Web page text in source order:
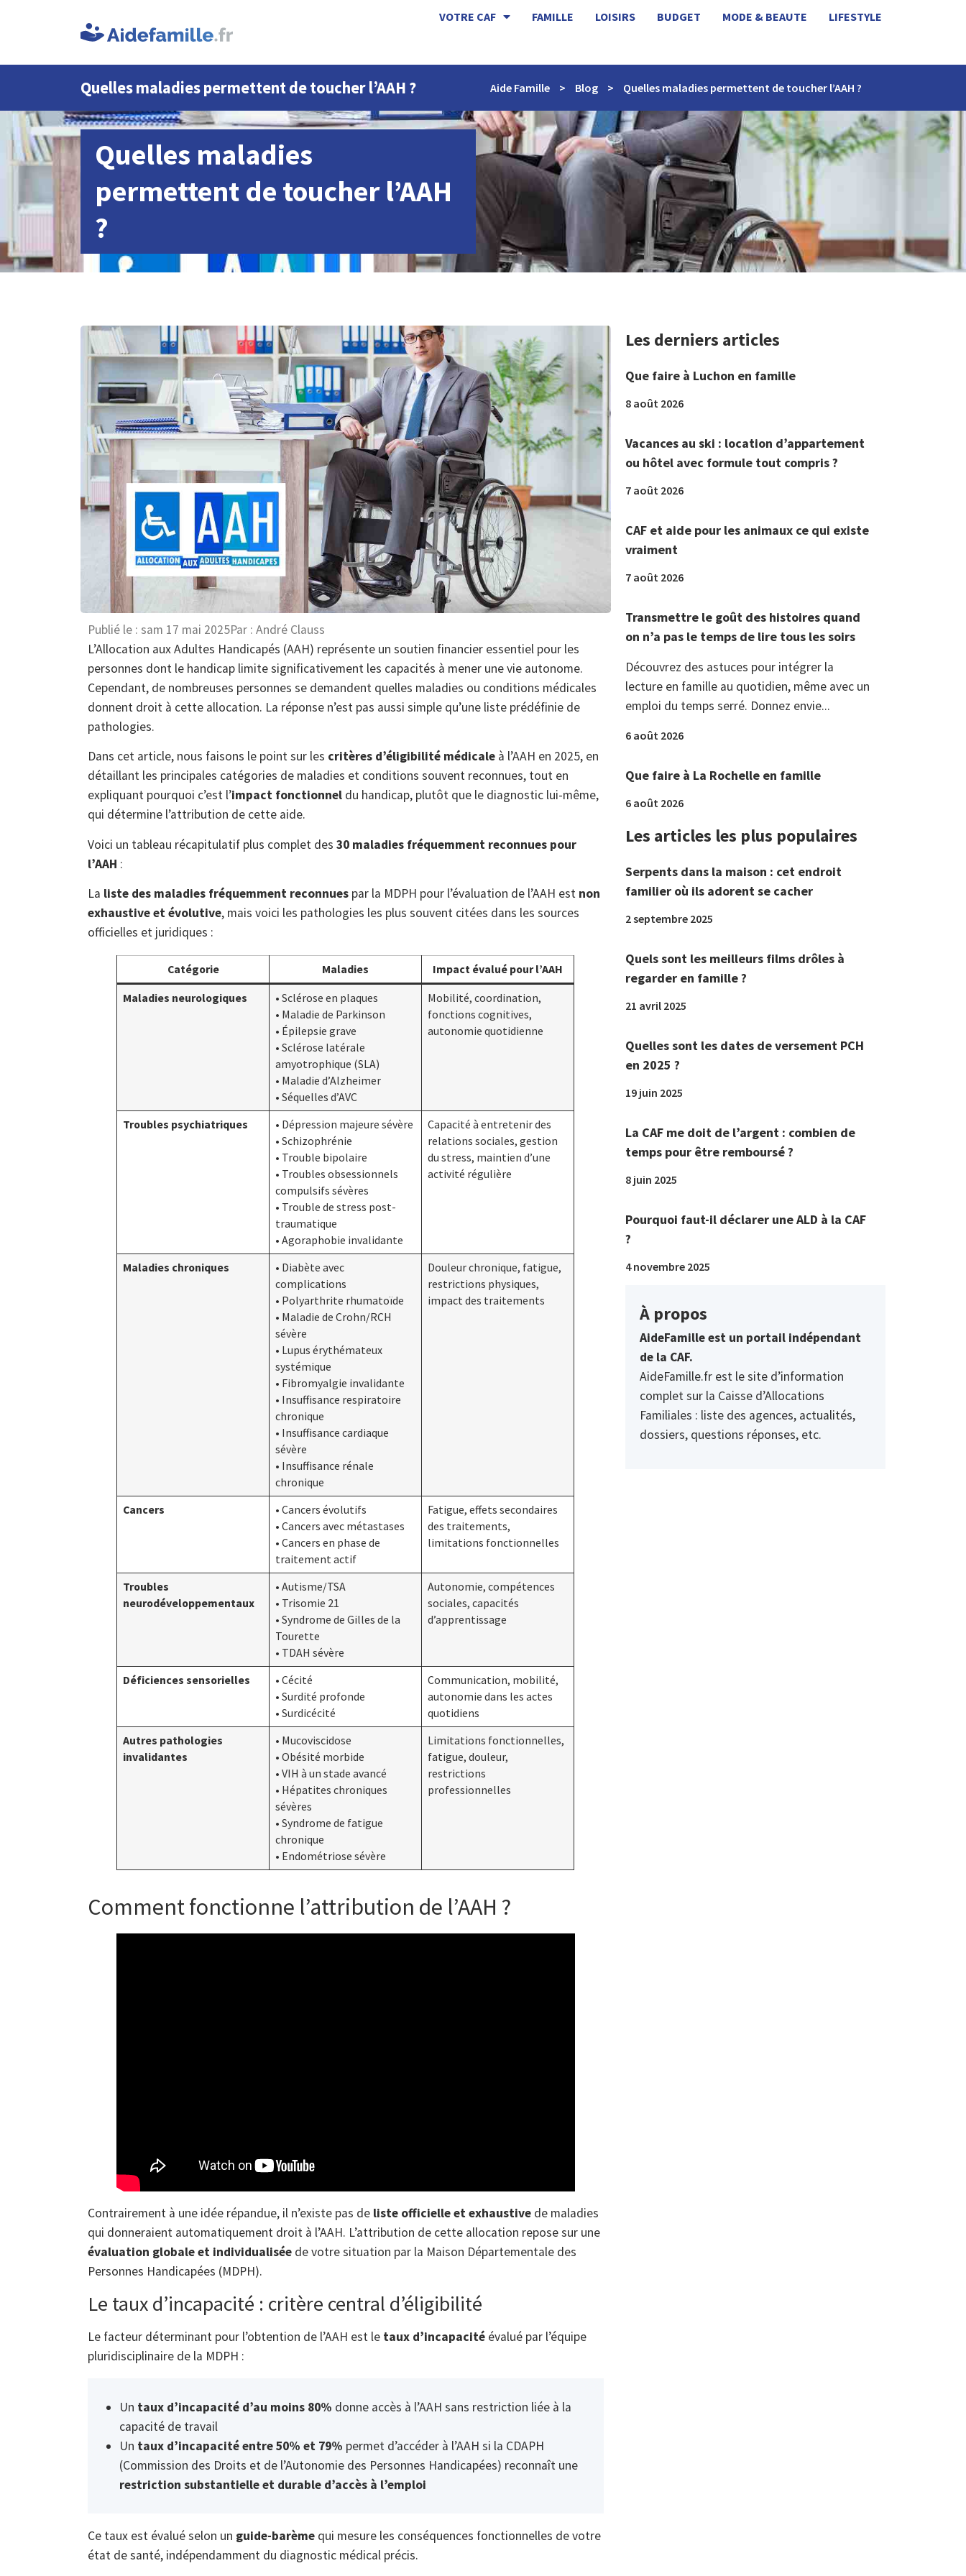
VOTRE CAF FAMILLE LOISIRS BUDGET MODE & BEAUTE LIFESTYLE
Quelles maladies permettent de toucher l’AAH ? Aide Famille > Blog > Quelles maladies permettent de toucher l’AAH ?
Quelles maladies
permettent de toucher l’AAH
?
Publié le : sam 17 mai 2025Par : André Clauss
L’Allocation aux Adultes Handicapés (AAH) représente un soutien financier essentiel pour les
personnes dont le handicap limite significativement les capacités à mener une vie autonome.
Cependant, de nombreuses personnes se demandent quelles maladies ou conditions médicales
donnent droit à cette allocation. La réponse n’est pas aussi simple qu’une liste prédéfinie de
pathologies.
Dans cet article, nous faisons le point sur les critères d’éligibilité médicale à l’AAH en 2025, en
détaillant les principales catégories de maladies et conditions souvent reconnues, tout en
expliquant pourquoi c’est l’impact fonctionnel du handicap, plutôt que le diagnostic lui-même,
qui détermine l’attribution de cette aide.
Voici un tableau récapitulatif plus complet des 30 maladies fréquemment reconnues pour
l’AAH :
La liste des maladies fréquemment reconnues par la MDPH pour l’évaluation de l’AAH est non
exhaustive et évolutive, mais voici les pathologies les plus souvent citées dans les sources
officielles et juridiques :
Catégorie Maladies
Impact évalué pour l’AAH
Maladies neurologiques
• Sclérose en plaques
• Maladie de Parkinson
• Épilepsie grave
• Sclérose latérale
amyotrophique (SLA)
• Maladie d’Alzheimer
• Séquelles d’AVC
Mobilité, coordination,
fonctions cognitives,
autonomie quotidienne
Troubles psychiatriques
• Dépression majeure sévère
• Schizophrénie
• Trouble bipolaire
• Troubles obsessionnels
compulsifs sévères
• Trouble de stress post-
traumatique
• Agoraphobie invalidante
Capacité à entretenir des
relations sociales, gestion
du stress, maintien d’une
activité régulière
Maladies chroniques
• Diabète avec
complications
• Polyarthrite rhumatoïde
• Maladie de Crohn/RCH
sévère
• Lupus érythémateux
systémique
• Fibromyalgie invalidante
• Insuffisance respiratoire
chronique
• Insuffisance cardiaque
sévère
• Insuffisance rénale
chronique
Douleur chronique, fatigue,
restrictions physiques,
impact des traitements
Cancers
• Cancers évolutifs
• Cancers avec métastases
• Cancers en phase de
traitement actif
Fatigue, effets secondaires
des traitements,
limitations fonctionnelles
Troubles
neurodéveloppementaux
• Autisme/TSA
• Trisomie 21
• Syndrome de Gilles de la
Tourette
• TDAH sévère
Autonomie, compétences
sociales, capacités
d’apprentissage
Déficiences sensorielles
• Cécité
• Surdité profonde
• Surdicécité
Communication, mobilité,
autonomie dans les actes
quotidiens
Autres pathologies
invalidantes
• Mucoviscidose
• Obésité morbide
• VIH à un stade avancé
• Hépatites chroniques
sévères
• Syndrome de fatigue
chronique
• Endométriose sévère
Limitations fonctionnelles,
fatigue, douleur,
restrictions
professionnelles
Comment fonctionne l’attribution de l’AAH ?
Contrairement à une idée répandue, il n’existe pas de liste officielle et exhaustive de maladies
qui donneraient automatiquement droit à l’AAH. L’attribution de cette allocation repose sur une
évaluation globale et individualisée de votre situation par la Maison Départementale des
Personnes Handicapées (MDPH).
Le taux d’incapacité : critère central d’éligibilité
Le facteur déterminant pour l’obtention de l’AAH est le taux d’incapacité évalué par l’équipe
pluridisciplinaire de la MDPH :
Un taux d’incapacité d’au moins 80% donne accès à l’AAH sans restriction liée à la
capacité de travail
Un taux d’incapacité entre 50% et 79% permet d’accéder à l’AAH si la CDAPH
(Commission des Droits et de l’Autonomie des Personnes Handicapées) reconnaît une
restriction substantielle et durable d’accès à l’emploi
Ce taux est évalué selon un guide-barème qui mesure les conséquences fonctionnelles de votre
état de santé, indépendamment du diagnostic médical précis.
Les derniers articles
Que faire à Luchon en famille
8 août 2026
Vacances au ski : location d’appartement
ou hôtel avec formule tout compris ?
7 août 2026
CAF et aide pour les animaux ce qui existe
vraiment
7 août 2026
Transmettre le goût des histoires quand
on n’a pas le temps de lire tous les soirs
Découvrez des astuces pour intégrer la
lecture en famille au quotidien, même avec un
emploi du temps serré. Donnez envie...
6 août 2026
Que faire à La Rochelle en famille
6 août 2026
Les articles les plus populaires
Serpents dans la maison : cet endroit
familier où ils adorent se cacher
2 septembre 2025
Quels sont les meilleurs films drôles à
regarder en famille ?
21 avril 2025
Quelles sont les dates de versement PCH
en 2025 ?
19 juin 2025
La CAF me doit de l’argent : combien de
temps pour être remboursé ?
8 juin 2025
Pourquoi faut-il déclarer une ALD à la CAF
?
4 novembre 2025
À propos
AideFamille est un portail indépendant
de la CAF.
AideFamille.fr est le site d’information
complet sur la Caisse d’Allocations
Familiales : liste des agences, actualités,
dossiers, questions réponses, etc.